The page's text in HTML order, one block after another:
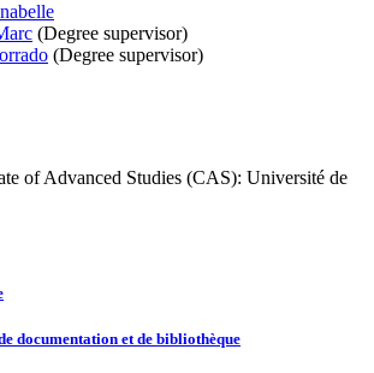
(Degree supervisor)
(Degree supervisor)
of Advanced Studies (CAS): Université de
documentation et de bibliothèque